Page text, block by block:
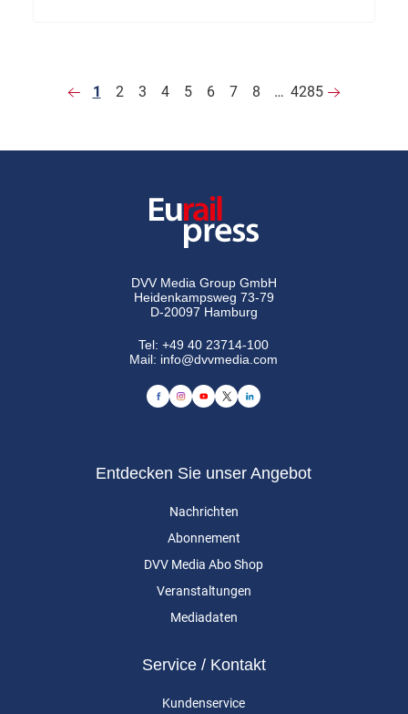
1 2 3 4 5 6 7 8 … 4285
DVV Media Group GmbH
Heidenkampsweg 73-79
D-20097 Hamburg
Tel:+49 40 23714-100
Mail: info@dvvmedia.com
Entdecken Sie unser Angebot
Nachrichten
Abonnement
DVV Media Abo Shop
Veranstaltungen
Mediadaten
Service / Kontakt
Kundenservice